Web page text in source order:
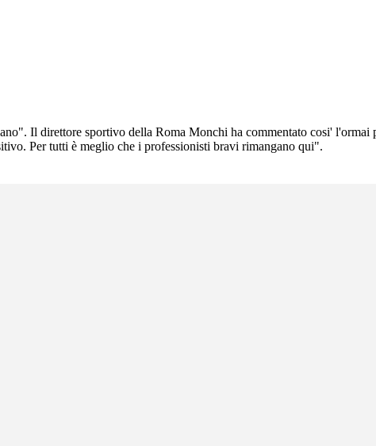
Il direttore sportivo della Roma Monchi ha commentato cosi'
Per tutti è meglio che i professionisti bravi rimangano qui".